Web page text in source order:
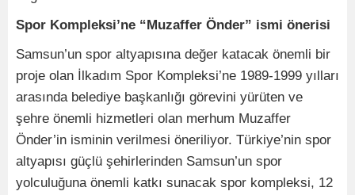
Spor Kompleksi’ne “Muzaffer Önder” ismi önerisi
Samsun’un spor altyapısına değer katacak önemli bir
proje olan İlkadım Spor Kompleksi’ne 1989-1999 yılları
arasında belediye başkanlığı görevini yürüten ve
şehre önemli hizmetleri olan merhum Muzaffer
Önder’in isminin verilmesi öneriliyor. Türkiye’nin spor
altyapısı güçlü şehirlerinden Samsun’un spor
yolculuğuna önemli katkı sunacak spor kompleksi, 12